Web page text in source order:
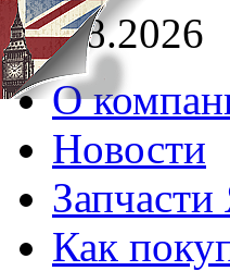
09.08.2026
О
Новости
Запчасти
Как